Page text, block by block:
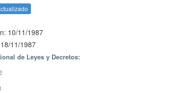
10/11/1987
11/1987
de Leyes y Decretos: